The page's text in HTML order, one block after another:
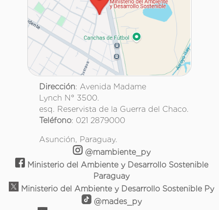
Dirección: Avenida Madame
Lynch N° 3500.
esq. Reservista de la Guerra del Chaco.
Teléfono: 021 2879000
Asunción, Paraguay.
@mambiente_py
Ministerio del Ambiente y Desarrollo Sostenible
Paraguay
Ministerio del Ambiente y Desarrollo Sostenible Py
@mades_py